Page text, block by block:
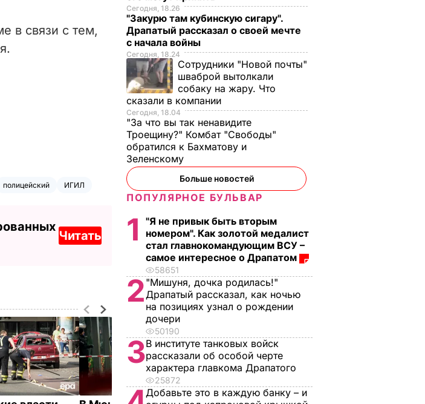
в связи с тем,
полицейский ИГИЛ
Читать
Сегодня, 18.26
"Закурю там кубинскую сигару".
Драпатый рассказал о своей мечте
с начала войны
Сегодня, 18.24
Сотрудники "Новой почты"
шваброй вытолкали
собаку на жару. Что
сказали в компании
Сегодня, 18.04
"За что вы так ненавидите
Троещину?" Комбат "Свободы"
обратился к Бахматову и
Зеленскому
Больше новостей
ПОПУЛЯРНОЕ БУЛЬВАР
1
"Я не привык быть вторым
номером". Как золотой медалист
стал главнокомандующим ВСУ –
самое интересное о Драпатом
58651
2 "Мишуня, дочка родилась!"
Драпатый рассказал, как ночью
на позициях узнал о рождении
дочери
50190
3В институте танковых войск
рассказали об особой черте
характера главкома Драпатого
25872
Добавьте это в каждую банку – и